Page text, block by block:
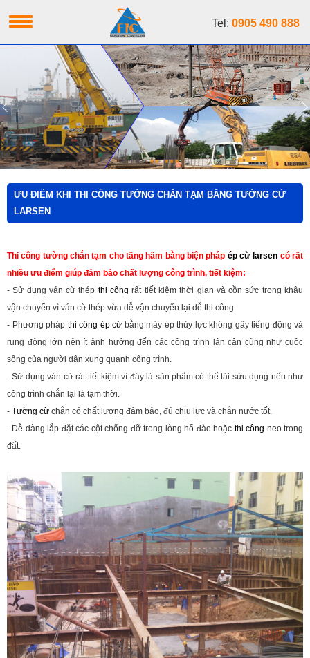
Tel: 0905 490 888
ƯU ĐIỂM KHI THI CÔNG TƯỜNG CHẮN TẠM BẰNG TƯỜNG CỪ
LARSEN
Thi công tường chắn tạm cho tầng hầm bằng biện pháp ép cừ larsen có rất
nhiều ưu điểm giúp đảm bảo chất lượng công trình, tiết kiệm:
- Sử dụng ván cừ thép thi công rất tiết kiệm thời gian và cồn sức trong khâu
vận chuyển vì ván cừ thép vừa dễ vận chuyển lại dễ thi công.
- Phương pháp thi công ép cừ bằng máy ép thủy lực không gây tiếng động và
rung động lớn nên ít ảnh hưởng đến các công trình lân cận cũng như cuộc
sống của người dân xung quanh công trình.
- Sử dụng ván cừ rát tiết kiệm vì đây là sản phẩm có thể tái sửu dụng nếu như
công trình chắn lại là tạm thời.
- Tường cừ chắn có chất lượng đảm bảo, đủ chịu lực và chắn nước tốt.
- Dễ dàng lắp đặt các cột chống đỡ trong lòng hố đào hoặc thi công neo trong
đất.